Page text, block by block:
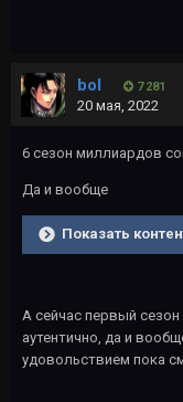
bol 7 281
20 мая, 2022
6 сезон миллиардов
Да и вообще
Показать
А сейчас первый
аутентично, да и
удовольствием пока